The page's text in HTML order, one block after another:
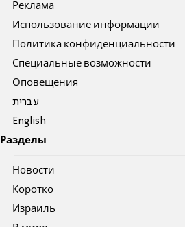
Реклама
Использование информации
Политика конфиденциальности
Специальные возможности
Оповещения
עברית
English
Разделы
Новости
Коротко
Израиль